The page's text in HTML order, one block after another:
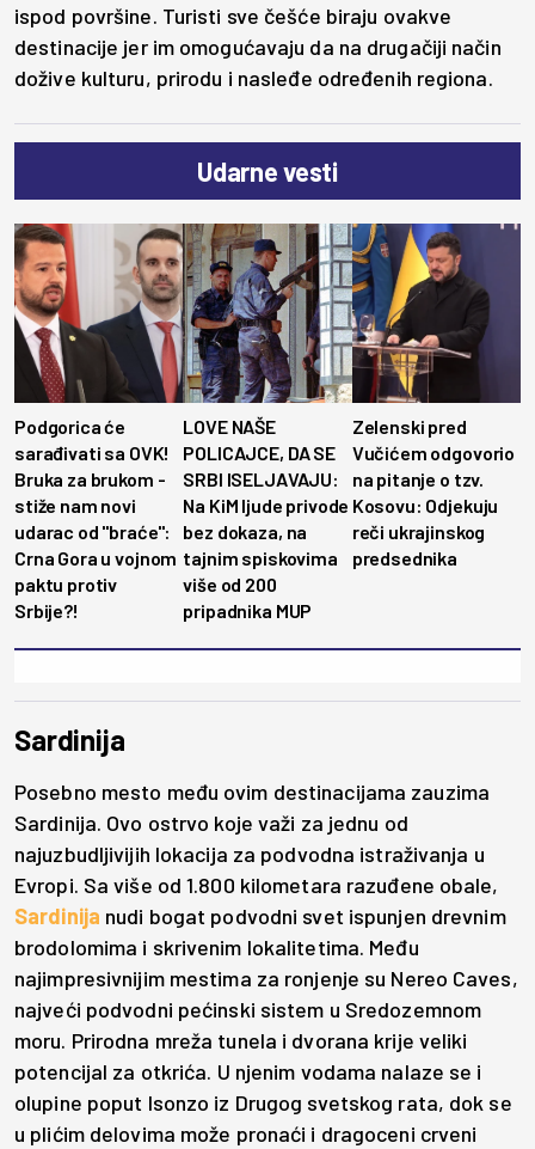
ispod površine. Turisti sve češće biraju ovakve
destinacije jer im omogućavaju da na drugačiji način
dožive kulturu, prirodu i nasleđe određenih regiona.
Udarne vesti
Podgorica će
sarađivati sa OVK!
Bruka za brukom -
stiže nam novi
udarac od "braće":
Crna Gora u vojnom
paktu protiv
Srbije?!
LOVE NAŠE
POLICAJCE, DA SE
SRBI ISELJAVAJU:
Na KiM ljude privode
bez dokaza, na
tajnim spiskovima
više od 200
pripadnika MUP
Zelenski pred
Vučićem odgovorio
na pitanje o tzv.
Kosovu: Odjekuju
reči ukrajinskog
predsednika
Sardinija
Posebno mesto među ovim destinacijama zauzima
Sardinija. Ovo ostrvo koje važi za jednu od
najuzbudljivijih lokacija za podvodna istraživanja u
Evropi. Sa više od 1.800 kilometara razuđene obale,
Sardinija nudi bogat podvodni svet ispunjen drevnim
brodolomima i skrivenim lokalitetima. Među
najimpresivnijim mestima za ronjenje su Nereo Caves,
najveći podvodni pećinski sistem u Sredozemnom
moru. Prirodna mreža tunela i dvorana krije veliki
potencijal za otkrića. U njenim vodama nalaze se i
olupine poput Isonzo iz Drugog svetskog rata, dok se
u plićim delovima može pronaći i dragoceni crveni